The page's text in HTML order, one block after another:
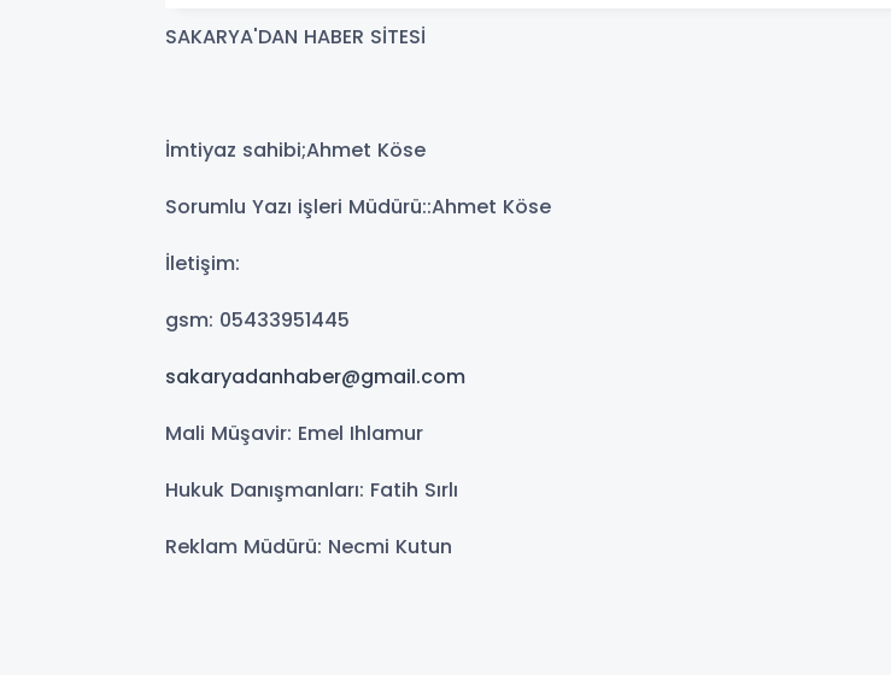
SAKARYA'DAN HABER SİTESİ
İmtiyaz sahibi;Ahmet Köse
Sorumlu Yazı işleri Müdürü::Ahmet Köse
İletişim:
gsm: 05433951445
sakaryadanhaber@gmail.com
Mali Müşavir: Emel Ihlamur
Hukuk Danışmanları: Fatih Sırlı
Reklam Müdürü: Necmi Kutun